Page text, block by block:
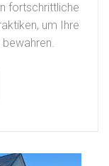
fortschrittliche
um Ihre